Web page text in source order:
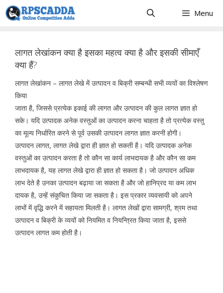
Skip
to
Menu
लागत लेखांकन क्या है इसका महत्व क्या है और इसकी सीमाएँ
क्या हैं?
लागत लेखांकन – लागत लेखे में उत्पादन व बिक्री सम्बन्धी सभी व्ययों का विश्लेषण
किया
जाता है, जिससे प्रत्येक इकाई की लागत और उत्पादन की कुल लागत ज्ञात हो
सके। यदि उत्पादक अनेक वस्तुओं का उत्पादन करना चाहता है तो प्रत्येक वस्तु
का मूल्य निर्धारित करने से पूर्व उसकी उत्पादन लागत ज्ञात करनी होगी।
उत्पादन लागत, लागत लेखे द्वारा ही ज्ञात हो सकती है। यदि उत्पादक अनेक
वस्तुओं का उत्पादन करता है तो कौन सा कार्य लाभदायक है और कौन सा कम
लाभदायक है, यह लागत लेखे द्वारा ही ज्ञात हो सकता है। जो उत्पादन अधिक
लाभ देते है उनका उत्पादन बढ़ाया जा सकता है और जो हानिप्रद या कम लाभ
दायक है, उन्हें संकुचित किया जा सकता है। इस प्रकार व्यवसायी को अपने
लाभों में वृद्धि करने में सहायता मिलती है। लागत लेखों द्वारा सामग्री, श्रम तथा
उत्पादन व बिक्री के व्ययों को नियमित व नियन्त्रित किया जाता है, इससे
उत्पादन लागत कम होती है।